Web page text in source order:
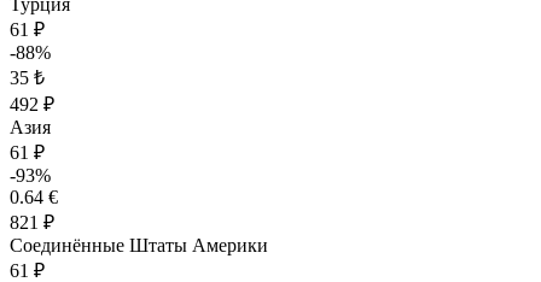
Турция
61 ₽
-88%
35 ₺
492 ₽
Азия
61 ₽
-93%
0.64 €
821 ₽
Соединённые Штаты Америки
61 ₽